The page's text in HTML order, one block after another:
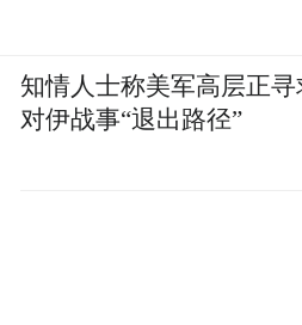
知情人士称美军高层正寻
对伊战事“退出路径”